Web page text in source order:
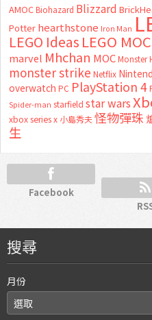
AMOC Biohazard Blizzard
Potter hearthstone Iron Man
LEGO Ideas LEGO MOC
marvel Mhchan MOC Monster
monster strike Netflix
overwatch PC PlayStation 4
Spider-man starfield star wars
xbox series x 小島秀夫怪物彈珠
生
Facebook
搜尋
月份